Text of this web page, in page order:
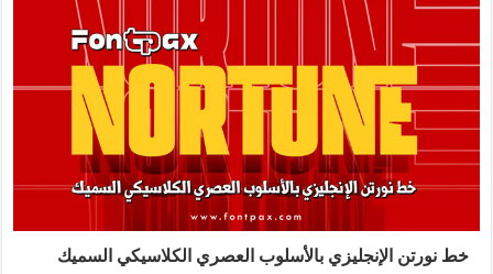
خط نورتن الإنجليزي بالأسلوب العصري الكلاسيكي السميك